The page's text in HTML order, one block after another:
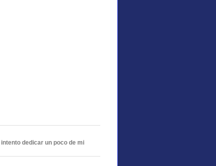
dedicar un poco de mi